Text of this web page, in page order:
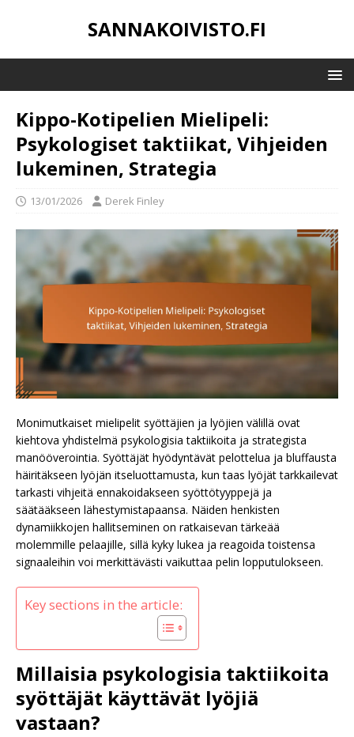
SANNAKOIVISTO.FI
Kippo-Kotipelien Mielipeli:
Psykologiset taktiikat, Vihjeiden
lukeminen, Strategia
13/01/2026 Derek Finley
Monimutkaiset mielipelit syöttäjien ja lyöjien välillä ovat
kiehtova yhdistelmä psykologisia taktiikoita ja strategista
manööverointia. Syöttäjät hyödyntävät pelottelua ja bluffausta
häiritäkseen lyöjän itseluottamusta, kun taas lyöjät tarkkailevat
tarkasti vihjeitä ennakoidakseen syöttötyyppejä ja
säätääkseen lähestymistapaansa. Näiden henkisten
dynamiikkojen hallitseminen on ratkaisevan tärkeää
molemmille pelaajille, sillä kyky lukea ja reagoida toistensa
signaaleihin voi merkittävästi vaikuttaa pelin lopputulokseen.
Key sections in the article:
Millaisia psykologisia taktiikoita
syöttäjät käyttävät lyöjiä
vastaan?